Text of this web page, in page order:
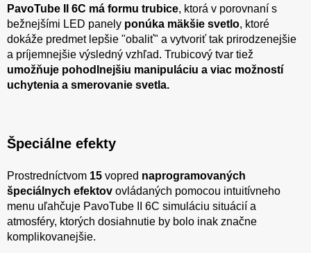
PavoTube II 6C má formu trubice, ktorá v porovnaní s
bežnejšími LED panely ponúka mäkšie svetlo, ktoré
dokáže predmet lepšie "obaliť" a vytvoriť tak prirodzenejšie
a príjemnejšie výsledný vzhľad. Trubicový tvar tiež
umožňuje pohodlnejšiu manipuláciu a viac možností
uchytenia a smerovanie svetla.
Špeciálne efekty
Prostredníctvom 15 vopred naprogramovaných
špeciálnych efektov ovládaných pomocou intuitívneho
menu uľahčuje PavoTube II 6C simuláciu situácií a
atmosféry, ktorých dosiahnutie by bolo inak značne
komplikovanejšie.